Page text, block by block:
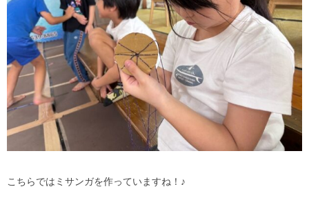
こちらではミサンガを作っていますね！♪